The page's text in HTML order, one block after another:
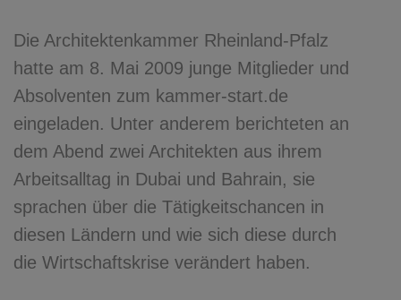
Die Architektenkammer Rheinland-Pfalz
hatte am 8. Mai 2009 junge Mitglieder und
Absolventen zum kammer-start.de
eingeladen. Unter anderem berichteten an
dem Abend zwei Architekten aus ihrem
Arbeitsalltag in Dubai und Bahrain, sie
sprachen über die Tätigkeitschancen in
diesen Ländern und wie sich diese durch
die Wirtschaftskrise verändert haben.